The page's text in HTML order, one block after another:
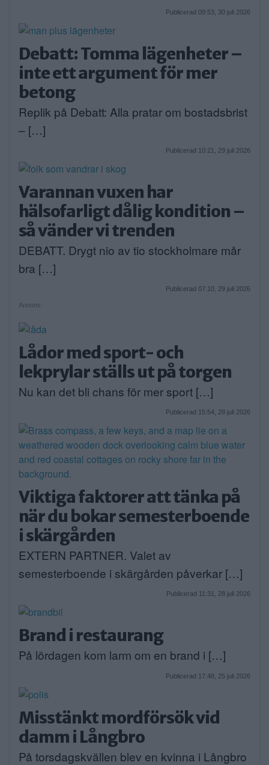
Publicerad 09:53, 30 juli 2026
Debatt: Tomma lägenheter –
inte ett argument för mer
betong
Replik på Debatt: Alla pratar om bostadsbrist
– […]
Publicerad 10:21, 29 juli 2026
Varannan vuxen har
hälsofarligt dålig kondition –
så vänder vi trenden
DEBATT. Drygt nio av tio stockholmare mår
bra […]
Publicerad 07:10, 29 juli 2026
Annons:
Lådor med sport- och
lekprylar ställs ut på torgen
Nu kan det bli chans för mer sport […]
Publicerad 15:54, 28 juli 2026
Viktiga faktorer att tänka på
när du bokar semesterboende
i skärgården
EXTERN PARTNER. Valet av
semesterboende i skärgården påverkar […]
Publicerad 11:31, 28 juli 2026
Brand i restaurang
På lördagen kom larm om en brand i […]
Publicerad 17:48, 25 juli 2026
Misstänkt mordförsök vid
damm i Långbro
På torsdagskvällen blev en kvinna i Långbro